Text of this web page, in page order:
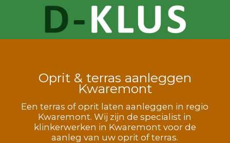
Oprit & terras aanleggen
Kwaremont
Een terras of oprit laten aanleggen in regio
Kwaremont. Wij zijn de specialist in
klinkerwerken in Kwaremont voor de
aanleg van uw oprit of terras.